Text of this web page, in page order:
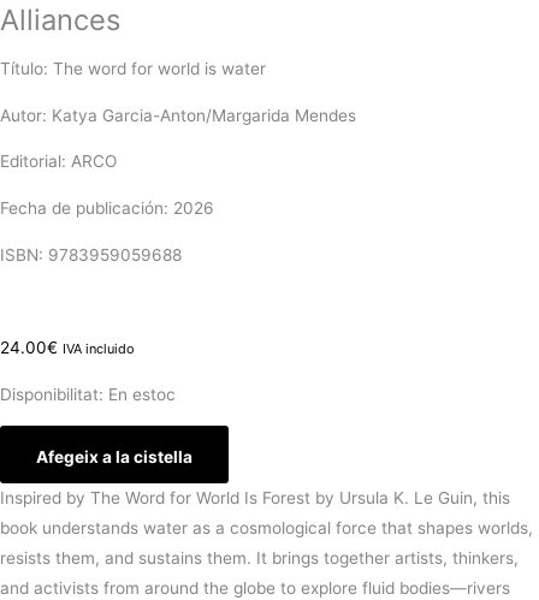
Alliances
Título: The word for world is water
Autor: Katya Garcia-Anton/Margarida Mendes
Editorial: ARCO
Fecha de publicación: 2026
ISBN: 9783959059688
24.00€ IVA incluido
Disponibilitat: En estoc
Afegeix a la cistella
Inspired by The Word for World Is Forest by Ursula K. Le Guin, this
book understands water as a cosmological force that shapes worlds,
resists them, and sustains them. It brings together artists, thinkers,
and activists from around the globe to explore fluid bodies—rivers